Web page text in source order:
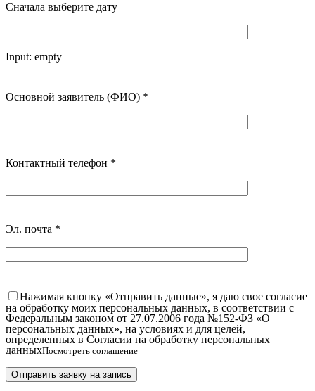
Сначала выберите дату
Input: empty
Основной заявитель (ФИО) *
Контактный телефон *
Эл. почта *
Нажимая кнопку «Отправить данные», я даю свое согласие
на обработку моих персональных данных, в соответствии с
Федеральным законом от 27.07.2006 года №152-ФЗ «О
персональных данных», на условиях и для целей,
определенных в Согласии на обработку персональных
данныхПосмотреть соглашение